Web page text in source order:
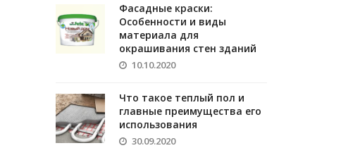
Фасадные краски:
Особенности и виды
материала для
окрашивания стен зданий
10.10.2020
Что такое теплый пол и
главные преимущества его
использования
30.09.2020